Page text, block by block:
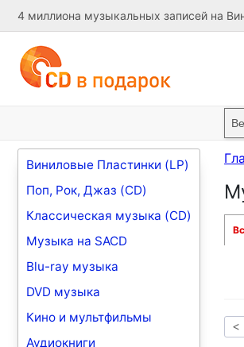
4 миллиона музыкальных записей на
Виниловые Пластинки (LP)
Поп, Рок, Джаз (CD)
Классическая музыка (CD)
Музыка на SACD
Blu-ray музыка
DVD музыка
Кино и мультфильмы
Аудиокниги
<